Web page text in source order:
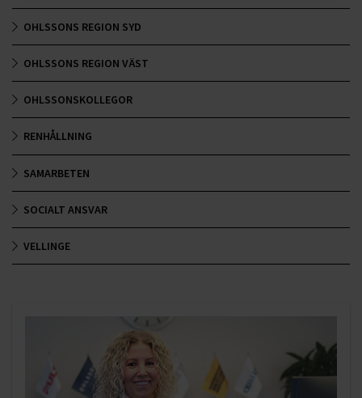
OHLSSONS REGION SYD
OHLSSONS REGION VÄST
OHLSSONSKOLLEGOR
RENHÅLLNING
SAMARBETEN
SOCIALT ANSVAR
VELLINGE